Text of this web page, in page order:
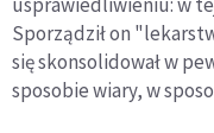
Sporządził on
się skonsolidował w
sposobie wiary, w